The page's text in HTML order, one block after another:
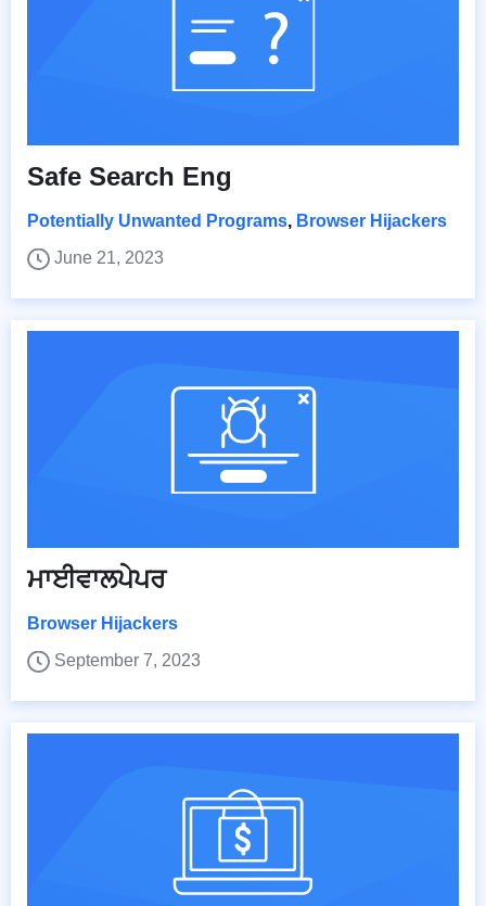
Safe Search Eng
Potentially Unwanted Programs, Browser Hijackers
June 21, 2023
ਮਾਈਵਾਲਪੇਪਰ
Browser Hijackers
September 7, 2023